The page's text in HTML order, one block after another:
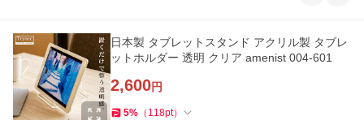
日本製 タブレットスタンド アクリル製 タブレ
ットホルダー 透明 クリア amenist 004-601
2,600円
5% （ 118pt）